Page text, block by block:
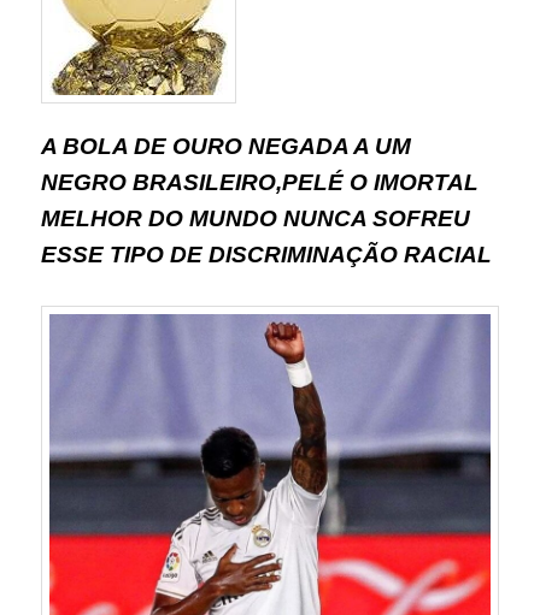
A BOLA DE OURO NEGADA A UM
NEGRO BRASILEIRO,PELÉ O IMORTAL
MELHOR DO MUNDO NUNCA SOFREU
ESSE TIPO DE DISCRIMINAÇÃO RACIAL